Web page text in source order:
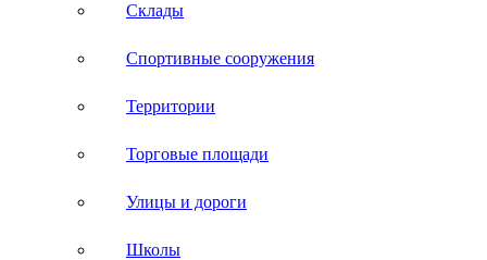
Склады
Спортивные сооружения
Территории
Торговые площади
Улицы и дороги
Школы